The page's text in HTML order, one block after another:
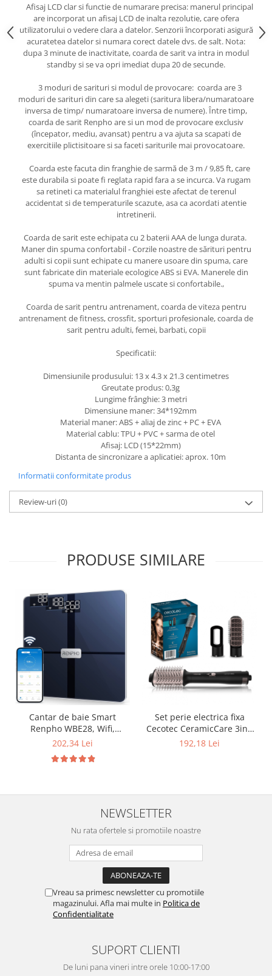
Afisaj LCD clar si functie de numarare precisa: manerul principal
are incorporat un afisaj LCD de inalta rezolutie, care ofera
utilizatorului o vedere clara a datelor. Senzorii încorporati asigură
acuratetea datelor si numara corect datele dvs. de salt. Nota:
dupa 3 minute de inactivitate, coarda de sarit va intra in modul
standby si se va opri imediat dupa 20 de secunde.
3 moduri de sarituri si modul de provocare: coarda are 3
moduri de sarituri din care sa alegeti (saritura libera/numaratoare
inversa de timp/ numaratoare inversa de numere). Între timp,
coarda de sarit Renpho are si un mod de provocare exclusiv
(începator, mediu, avansat) pentru a va ajuta sa scapati de
exercitiile plictisitoare si sa faceti sariturile mai provocatoare.
Coarda este facuta din franghie de sarmă de 3 m / 9,85 ft, care
este durabila si poate fi reglata rapid fara a se incurca. Va rugam
sa retineti ca materialul franghiei este afectat de terenul
accidentat si de temperaturile scazute, asa ca acordati atentie
intretinerii.
Coarda de sarit este echipata cu 2 baterii AAA de lunga durata.
Maner din spuma confortabil - Corzile noastre de sărituri pentru
adulti si copii sunt echipate cu manere usoare din spuma, care
sunt fabricate din materiale ecologice ABS si EVA. Manerele din
spuma va mentin palmele uscate si confortabile.,
Coarda de sarit pentru antrenament, coarda de viteza pentru
antrenament de fitness, crossfit, sporturi profesionale, coarda de
sarit pentru adulti, femei, barbati, copii
Specificatii:
Dimensiunile produsului: 13 x 4.3 x 21.3 centimetres
Greutate produs: 0,3g
Lungime frânghie: 3 metri
Dimensiune maner: 34*192mm
Material maner: ABS + aliaj de zinc + PC + EVA
Material cablu: TPU + PVC + sarma de otel
Afisaj: LCD (15*22mm)
Distanta de sincronizare a aplicatiei: aprox. 10m
Informatii conformitate produs
Review-uri(0)
PRODUSE SIMILARE
Cantar de baie Smart
Renpho WBE28, Wifi,
Bluetooth, Maxim 180Kg, 13
cu Samsung Health, Apple
202,34 Lei
Set perie electrica fixa
Cecotec CeramicCare 3in1
Styler, Uscator, 1200 W, 3
192,18 Lei
NEWSLETTER
Nu rata ofertele si promotiile noastre
Vreau sa primesc newsletter cu promotiile
magazinului. Afla mai multe in Politica de
Confidentialitate
SUPORT CLIENTI
De luni pana vineri intre orele 10:00-17:00